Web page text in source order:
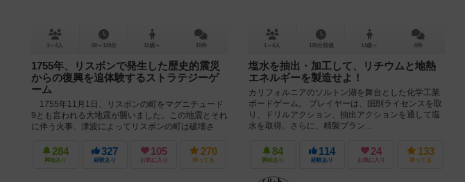
1～4人 60～120分 12歳～ 10件
1755年、リスボンで発生した歴史的震災
からの復興を追体験するストラテジーゲ
ーム
1755年11月1日、リスボンの町をマグニチュード
9とも言われる大地震が襲いました。この地震とそれ
に伴う火事、津波によってリスボンの町は破壊さ
284
興味あり
327
経験あり
105
お気に入り
270
持ってる
1～4人 120分前後 14歳～ 8件
塩水を抽出・加工して、リチウムと地熱
エネルギーを製造せよ！
カリフォルニアのソルトン湖を舞台とした化学工業
ボードゲーム。 プレイヤーは、掘削ライセンスを取
り、ドリルアクション、抽出アクションを通して塩
水を取得。さらに、精製プラン...
84
興味あり
114
経験あり
24
お気に入り
133
持ってる